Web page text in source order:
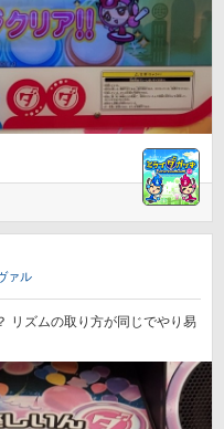
ァル
リズムの取り方が同じでやり易